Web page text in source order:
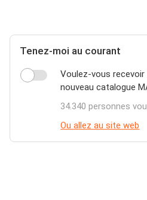
Tenez-moi au courant
Voulez-vous recevoir
nouveau catalogue
34.340 personnes
Ou allez au site web